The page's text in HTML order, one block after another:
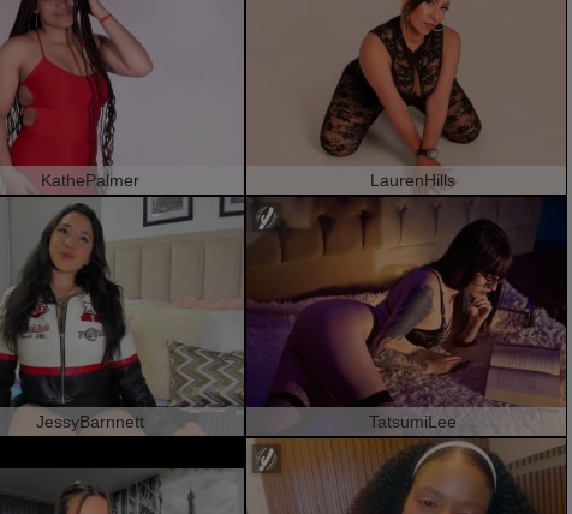
KathePalmer LaurenHills
JessyBarnnett TatsumiLee